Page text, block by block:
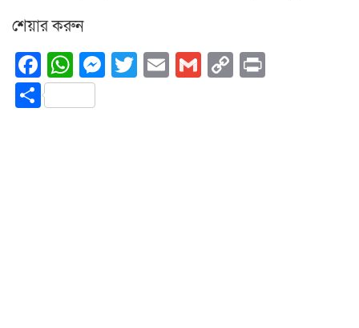
শেয়ার করুন
Facebook
WhatsApp
Messenger
Twitter
EmailGmail
Copy
Share